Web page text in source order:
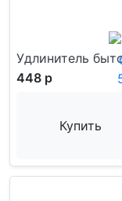
Удлинитель
448 р
Купить